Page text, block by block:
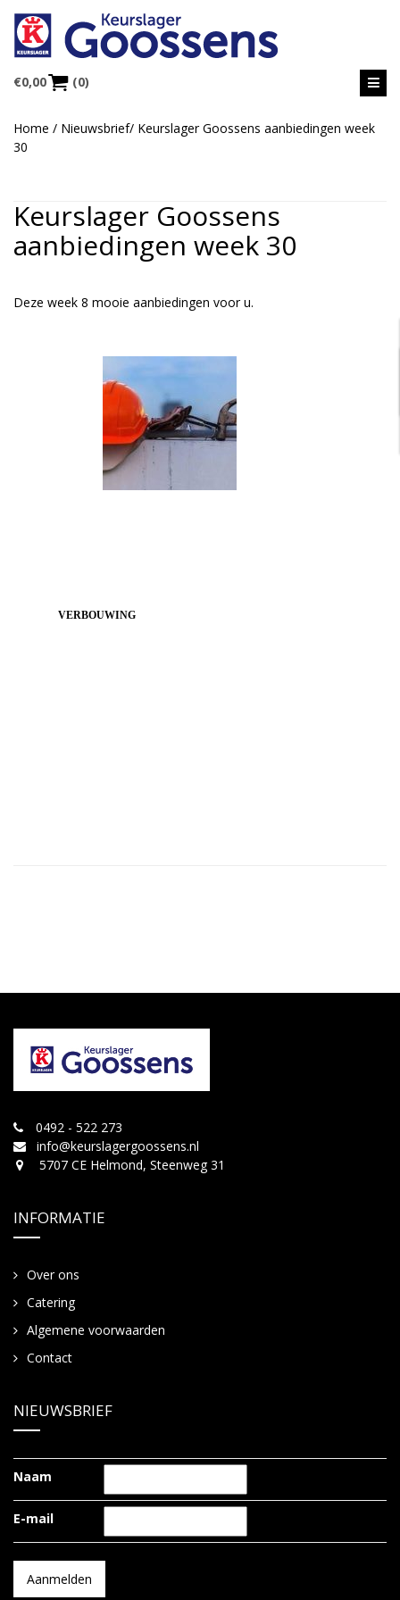
€0,00 (0)
Home / Nieuwsbrief/ Keurslager Goossens aanbiedingen week
30
Keurslager Goossens
aanbiedingen week 30
Deze week 8 mooie aanbiedingen voor u.
VERBOUWING
0492 - 522 273
info@keurslagergoossens.nl
5707 CE Helmond, Steenweg 31
INFORMATIE
Over ons
Catering
Algemene voorwaarden
Contact
NIEUWSBRIEF
Naam
E-mail